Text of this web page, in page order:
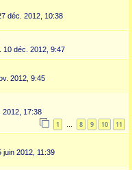
déc. 2012, 10:38
10 déc. 2012, 9:47
2012, 9:45
2012, 17:38
1 … 8 9 10 11
juin 2012, 11:39